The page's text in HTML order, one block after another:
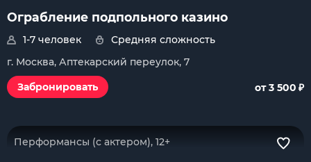
Ограбление подпольного казино
1-7 человек
Средняя сложность
г. Москва, Аптекарский переулок, 7
Забронировать
от 3 500 ₽
Перформансы (с актером), 12+